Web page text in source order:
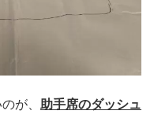
が、 助手席のダッシュ